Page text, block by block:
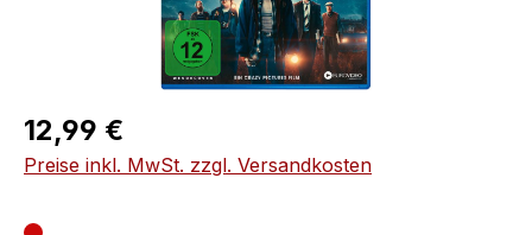
Regulärer Preis:
12,99 €
Preise inkl. MwSt. zzgl. Versandkosten